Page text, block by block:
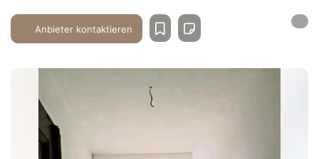
Anbieter kontaktieren